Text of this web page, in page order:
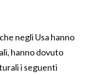
negli Usa hanno
hanno dovuto
i seguenti